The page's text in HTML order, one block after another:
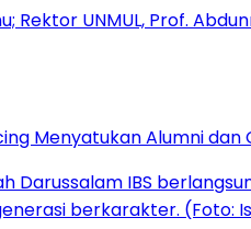
Menyatukan Alumni dan